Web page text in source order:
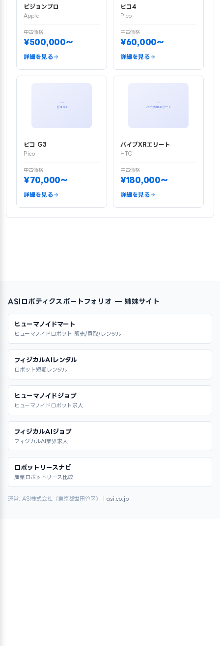
ビジョンプロ
Apple
中古価格
¥500,000〜
詳細を見る
ピコ4
Pico
中古価格
¥60,000〜
詳細を見る
ピコ G3
Pico
中古価格
¥70,000〜
詳細を見る
バイブXRエリート
HTC
中古価格
¥180,000〜
詳細を見る
ASIロボティクスポートフォリオ — 姉妹サイト
ヒューマノイドマート
ヒューマノイドロボット 販売/買取/レンタル
フィジカルAIレンタル
ロボット短期レンタル
ヒューマノイドジョブ
ヒューマノイドロボット求人
フィジカルAIジョブ
フィジカルAI業界求人
ロボットリースナビ
産業ロボットリース比較
運営: ASI株式会社（東京都世田谷区）｜ asi.co.jp